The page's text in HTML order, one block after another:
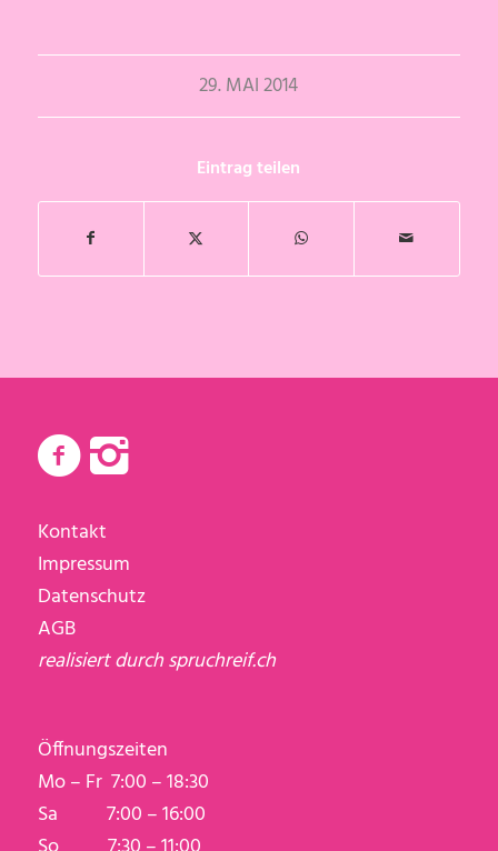
29. MAI 2014
Eintrag teilen
Kontakt
Impressum
Datenschutz
AGB
realisiert durchspruchreif.ch
Öffnungszeiten
Mo – Fr 7:00 – 18:30
Sa 7:00 – 16:00